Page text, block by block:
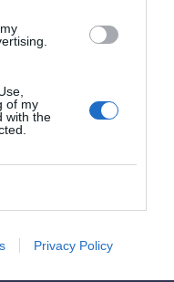
of my
with the
Privacy Policy
στρατηγικής του